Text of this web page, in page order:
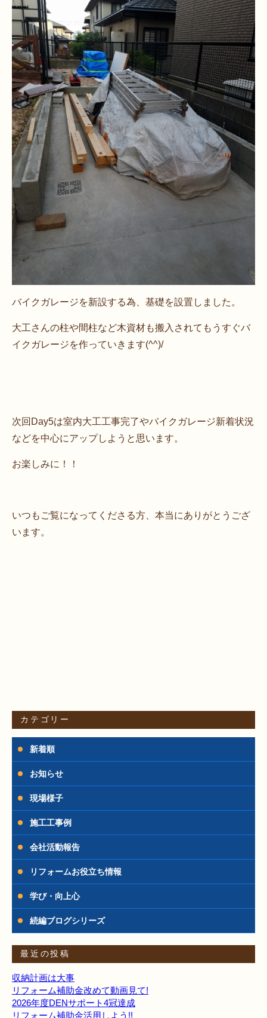
バイクガレージを新設する為、基礎を設置しました。
大工さんの柱や間柱など木資材も搬入されてもうすぐバ
イクガレージを作っていきます(^^)/
次回Day5は室内大工工事完了やバイクガレージ新着状況
などを中心にアップしようと思います。
お楽しみに！！
いつもご覧になってくださる方、本当にありがとうござ
います。
カテゴリー
新着順
お知らせ
現場様子
施工工事例
会社活動報告
リフォームお役立ち情報
学び・向上心
続編ブログシリーズ
最近の投稿
収納計画は大事
リフォーム補助金改めて動画見て!
2026年度DENサポート4冠達成
リフォーム補助金活用しよう!!